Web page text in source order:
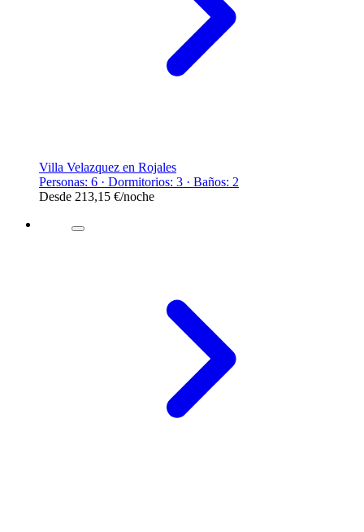
Villa Velazquez en Rojales
Personas: 6 · Dormitorios: 3 · Baños: 2
Desde 213,15 €/noche